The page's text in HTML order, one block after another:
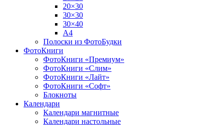
20×30
30×30
30×40
A4
Полоски из ФотоБудки
ФотоКниги
ФотоКниги «Премиум»
ФотоКниги «Слим»
ФотоКниги «Лайт»
ФотоКниги «Софт»
Блокноты
Календари
Календари магнитные
Календари настольные